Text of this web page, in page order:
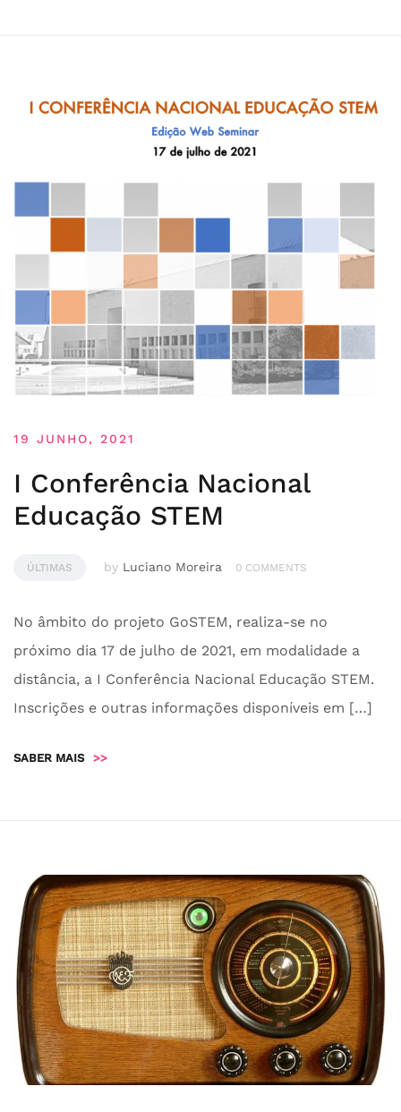
19 JUNHO, 2021
I Conferência Nacional
Educação STEM
ÚLTIMAS by Luciano Moreira 0 COMMENTS
No âmbito do projeto GoSTEM, realiza-se no
próximo dia 17 de julho de 2021, em modalidade a
distância, a I Conferência Nacional Educação STEM.
Inscrições e outras informações disponíveis em […]
SABER MAIS >>